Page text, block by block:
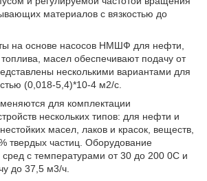
материалов с вязкостью до
на основе насосов НМШФ для нефти,
топлива, масел обеспечивают подачу от
несколькими вариантами для
(0,018-5,4)*10-4 м2/с.
для комплектации
нескольких типов: для нефти и
масел, лаков и красок, веществ,
твердых частиц. Оборудование
с температурами от 30 до 200 0С и
до 37,5 м3/ч.